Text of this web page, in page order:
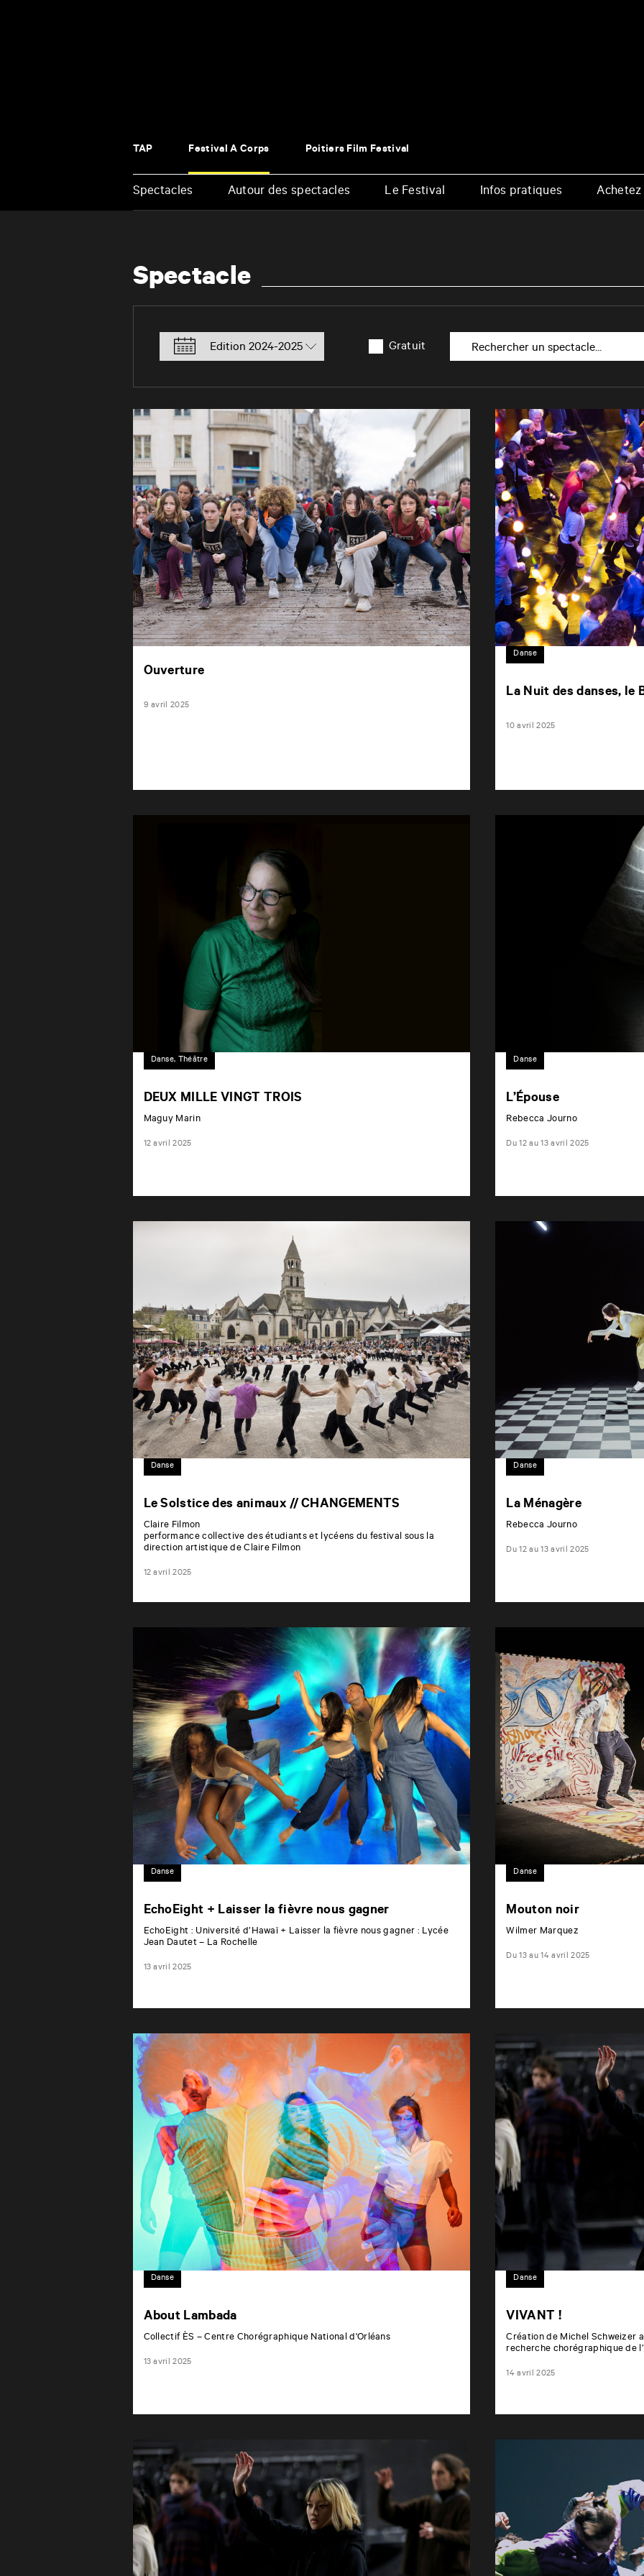
TAP Festival À Corps Poitiers Film Festival
Spectacles Autour des spectacles Le Festival Infos pratiques
Spectacle
Filtrer par saison Gratuit Rechercher un spectacle
Ouverture
9 avril 2025
Danse
La Nuit des danses, le
10 avril 2025
Danse, Théâtre
DEUX MILLE VINGT TROIS
Maguy Marin
12 avril 2025
Danse
L’Épouse
Rebecca Journo
Du 12 au 13 avril 2025
Danse
Le Solstice des animaux // CHANGEMENTS
Claire Filmon
performance collective des étudiants et lycéens du festival sous la
direction artistique de Claire Filmon
12 avril 2025
Danse
La Ménagère
Rebecca Journo
Du 12 au 13 avril 2025
Danse
EchoEight + Laisser la fièvre nous gagner
EchoEight : Université d’Hawaï + Laisser la fièvre nous gagner : Lycée
Jean Dautet – La Rochelle
13 avril 2025
Danse
Mouton noir
Wilmer Marquez
Du 13 au 14 avril 2025
Danse
About Lambada
Collectif ÈS – Centre Chorégraphique National d'Orléans
13 avril 2025
Danse
VIVANT !
Création de Michel Schweizer
recherche chorégraphique de
14 avril 2025